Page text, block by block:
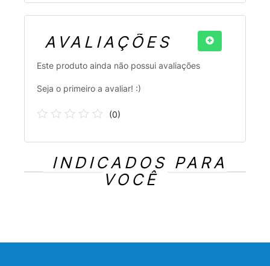
AVALIAÇÕES
Este produto ainda não possui avaliações
Seja o primeiro a avaliar! :)
(0)
INDICADOS PARA
VOCÊ